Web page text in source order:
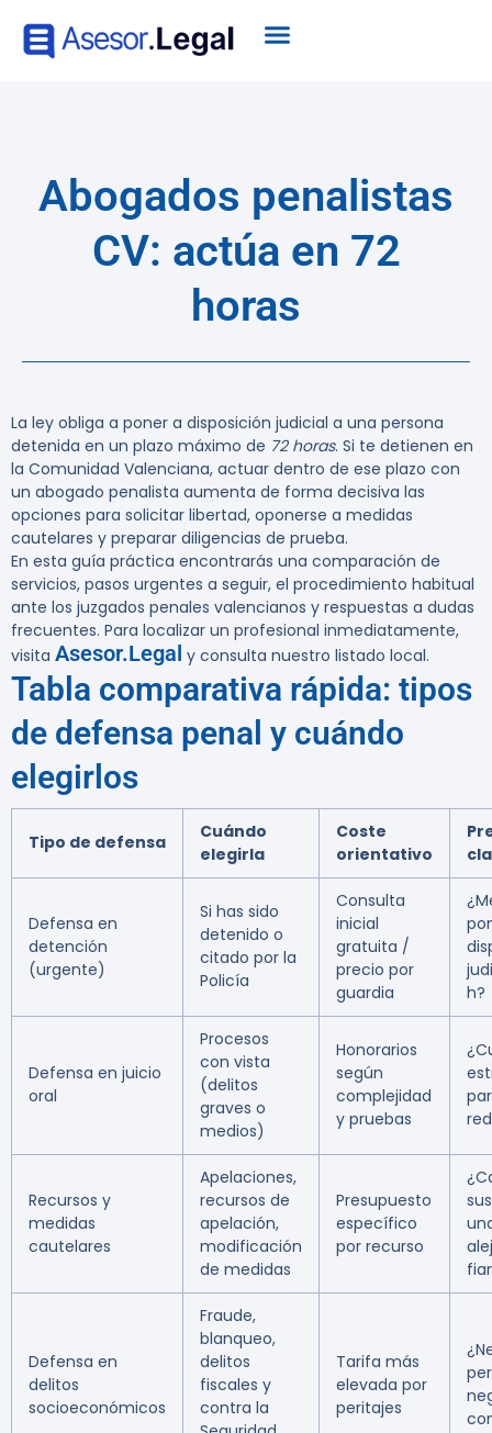
Abogados penalistas
CV: actúa en 72
horas
La ley obliga a poner a disposición judicial a una persona
detenida en un plazo máximo de 72 horas. Si te detienen en
la Comunidad Valenciana, actuar dentro de ese plazo con
un abogado penalista aumenta de forma decisiva las
opciones para solicitar libertad, oponerse a medidas
cautelares y preparar diligencias de prueba.
En esta guía práctica encontrarás una comparación de
servicios, pasos urgentes a seguir, el procedimiento habitual
ante los juzgados penales valencianos y respuestas a dudas
frecuentes. Para localizar un profesional inmediatamente,
visita Asesor.Legal y consulta nuestro listado local.
Tabla comparativa rápida: tipos
de defensa penal y cuándo
elegirlos
Tipo de defensa
Cuándo
elegirla
Coste
orientativo
Defensa en
detención
(urgente)
Si has sido
detenido o
citado por la
Policía
Consulta
inicial
gratuita /
precio por
guardia
h?
Defensa en juicio
oral
Procesos
con vista
(delitos
graves o
medios)
Honorarios
según
complejidad
y pruebas
Recursos y
medidas
cautelares
Apelaciones,
recursos de
apelación,
modificación
de medidas
Presupuesto
específico
por recurso
Defensa en
delitos
socioeconómicos
Fraude,
blanqueo,
delitos
fiscales y
contra la
Tarifa más
elevada por
peritajes